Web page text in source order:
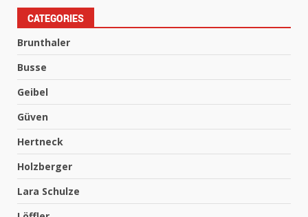
CATEGORIES
Brunthaler
Busse
Geibel
Güven
Hertneck
Holzberger
Lara Schulze